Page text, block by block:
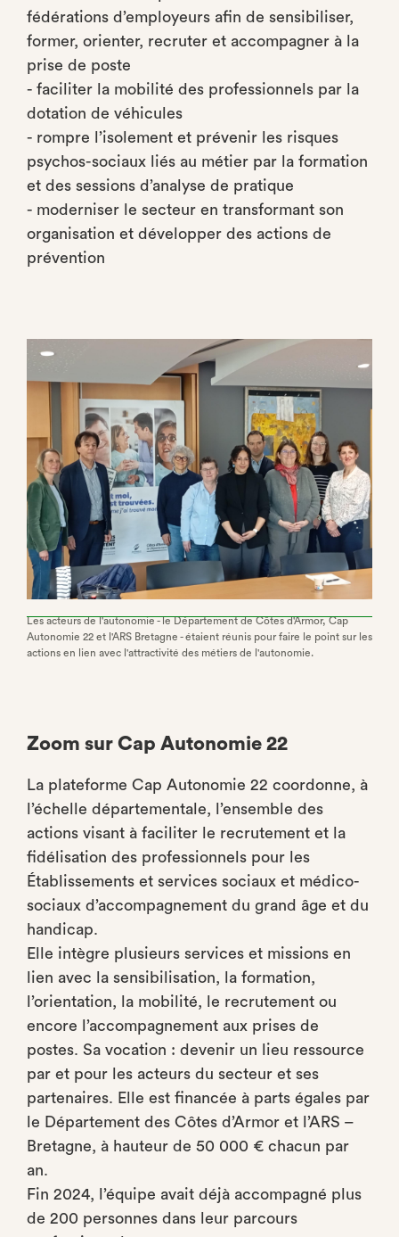
fédérations d’employeurs afin de sensibiliser,
former, orienter, recruter et accompagner à la
prise de poste
- faciliter la mobilité des professionnels par la
dotation de véhicules
- rompre l’isolement et prévenir les risques
psychos-sociaux liés au métier par la formation
et des sessions d’analyse de pratique
- moderniser le secteur en transformant son
organisation et développer des actions de
prévention
Les acteurs de l'autonomie - le Département de Côtes d'Armor, Cap
Autonomie 22 et l'ARS Bretagne - étaient réunis pour faire le point sur les
actions en lien avec l'attractivité des métiers de l'autonomie.
Zoom sur Cap Autonomie 22
La plateforme Cap Autonomie 22 coordonne, à
l’échelle départementale, l’ensemble des
actions visant à faciliter le recrutement et la
fidélisation des professionnels pour les
Établissements et services sociaux et médico-
sociaux d’accompagnement du grand âge et du
handicap.
Elle intègre plusieurs services et missions en
lien avec la sensibilisation, la formation,
l’orientation, la mobilité, le recrutement ou
encore l’accompagnement aux prises de
postes. Sa vocation : devenir un lieu ressource
par et pour les acteurs du secteur et ses
partenaires. Elle est financée à parts égales par
le Département des Côtes d’Armor et l’ARS –
Bretagne, à hauteur de 50 000 € chacun par
an.
Fin 2024, l’équipe avait déjà accompagné plus
de 200 personnes dans leur parcours